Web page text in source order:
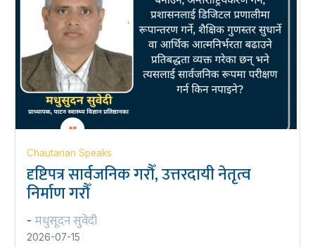
Chautarian Speaks
दृष्टिपत्र सार्वजनिक गरौँ, उत्तरदायी नेतृत्व
निर्माण गरौँ
- मधुसूदन सुवेदी
2026-07-15